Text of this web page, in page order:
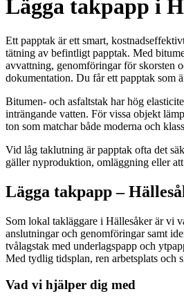
Lägga takpapp i
Ett papptak är ett smart,
tätning av befintligt papptak. Med
avvattning, genomföringar för skorsten
dokumentation. Du får ett papptak som
Bitumen- och asfaltstak har hög
inträngande vatten. För vissa objekt
ton som matchar både moderna och
Vid låg taklutning är papptak ofta det
gäller nyproduktion, omläggning eller
Lägga takpapp –
Som lokal takläggare i Hällesåker är vi
anslutningar och genomföringar samt
tvålagstak med underlagspapp och
Med tydlig tidsplan, ren arbetsplats och
Vad vi hjälper dig med